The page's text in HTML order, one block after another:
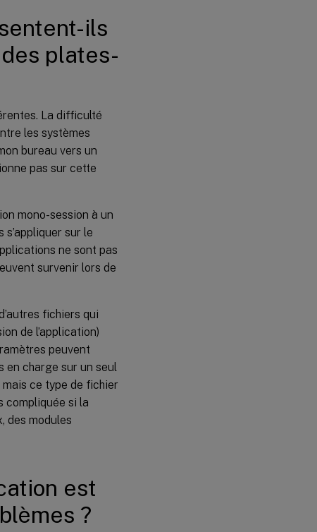
ils
plates-
La difficulté
les systèmes
bureau vers un
pas sur cette
mono-session à un
sur le
ne sont pas
survenir lors de
fichiers qui
de l’application)
peuvent
en charge sur un seul
ce type de fichier
compliquée si la
des modules
est
?